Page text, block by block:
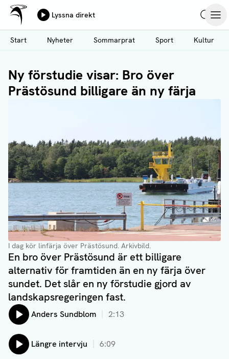
Hoppa
till
huvudinnehåll
Ålands Radio & TV
Lyssna direkt
Start
Nyheter Sommarprat Sport Kultur
Ny förstudie visar: Bro över
Prästösund billigare än ny färja
I dag kör linfärja över Prästösund. Arkivbild.
En bro över Prästösund är ett billigare
alternativ för framtiden än en ny färja över
sundet. Det slår en ny förstudie gjord av
landskapsregeringen fast.
Lyssna på:
Anders Sundblom 2:13
Lyssna på:
Längre intervju 6:09